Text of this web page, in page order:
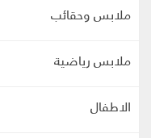
ملابس وحقائب
ملابس رياضية
الاطفال